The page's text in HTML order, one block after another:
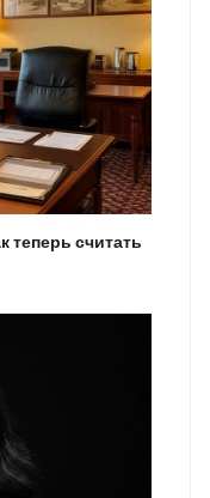
теперь считать